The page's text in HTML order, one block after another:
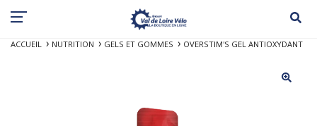
ACCUEIL NUTRITION GELS ET GOMMES OVERSTIM'S GEL ANTIOXYDANT